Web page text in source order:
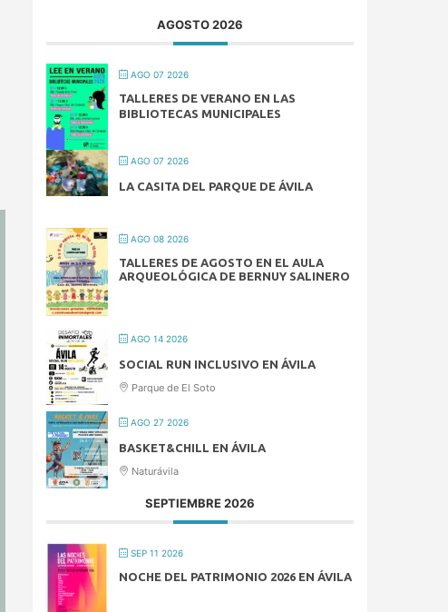
AGOSTO 2026
AGO 07 2026
TALLERES DE VERANO EN LAS
BIBLIOTECAS MUNICIPALES
AGO 07 2026
LA CASITA DEL PARQUE DE ÁVILA
AGO 08 2026
TALLERES DE AGOSTO EN EL AULA
ARQUEOLÓGICA DE BERNUY SALINERO
AGO 14 2026
SOCIAL RUN INCLUSIVO EN ÁVILA
Parque de El Soto
AGO 27 2026
BASKET&CHILL EN ÁVILA
Naturávila
SEPTIEMBRE 2026
SEP 11 2026
NOCHE DEL PATRIMONIO 2026 EN ÁVILA